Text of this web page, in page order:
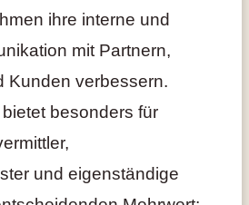
ihre interne und
mit Partnern,
Kunden verbessern.
besonders für
und eigenständige